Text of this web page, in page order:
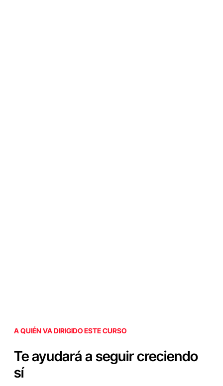
A QUIÉN VA DIRIGIDO ESTE CURSO
Te ayudará a seguir creciendo
sí